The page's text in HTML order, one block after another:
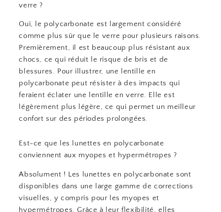
verre ?
Oui, le polycarbonate est largement considéré
comme plus sûr que le verre pour plusieurs raisons.
Premièrement, il est beaucoup plus résistant aux
chocs, ce qui réduit le risque de bris et de
blessures. Pour illustrer, une lentille en
polycarbonate peut résister à des impacts qui
feraient éclater une lentille en verre. Elle est
légèrement plus légère, ce qui permet un meilleur
confort sur des périodes prolongées.
Est-ce que les lunettes en polycarbonate
conviennent aux myopes et hypermétropes ?
Absolument ! Les lunettes en polycarbonate sont
disponibles dans une large gamme de corrections
visuelles, y compris pour les myopes et
hypermétropes. Grâce à leur flexibilité, elles